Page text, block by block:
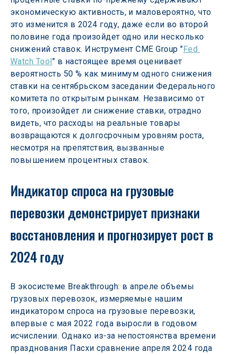
экономическую активность, и маловероятно, что
это изменится в 2024 году, даже если во второй
половине года произойдет одно или несколько
снижений ставок. Инструмент CME Group " Fed
Watch Tool " в настоящее время оценивает
вероятность 50 % как минимум одного снижения
ставки на сентябрьском заседании Федерального
комитета по открытым рынкам. Независимо от
того, произойдет ли снижение ставки, отрадно
видеть, что расходы на реальные товары
возвращаются к долгосрочным уровням роста,
несмотря на препятствия, вызванные
повышением процентных ставок.
Индикатор спроса на грузовые
перевозки демонстрирует признаки
восстановления и прогнозирует рост в
2024 году
В экосистеме Breakthrough: в апреле объемы
грузовых перевозок, измеряемые нашим
индикатором спроса на грузовые перевозки,
впервые с мая 2022 года выросли в годовом
исчислении. Однако из-за непостоянства времени
празднования Пасхи сравнение апреля 2024 года